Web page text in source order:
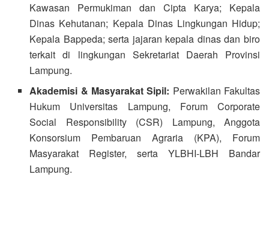
Kawasan Permukiman dan Cipta Karya; Kepala
Dinas Kehutanan; Kepala Dinas Lingkungan Hidup;
Kepala Bappeda; serta jajaran kepala dinas dan biro
terkait di lingkungan Sekretariat Daerah Provinsi
Lampung.
Akademisi & Masyarakat Sipil: Perwakilan Fakultas
Hukum Universitas Lampung, Forum Corporate
Social Responsibility (CSR) Lampung, Anggota
Konsorsium Pembaruan Agraria (KPA), Forum
Masyarakat Register, serta YLBHI-LBH Bandar
Lampung.